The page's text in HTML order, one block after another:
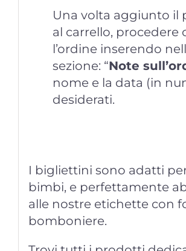
Una volta aggiunto il
al carrello, procedere
l’ordine inserendo
sezione: “Note
nome e la data (in
desiderati.
I bigliettini sono adatti
bimbi, e perfettamente
alle nostre etichette con
bomboniere.